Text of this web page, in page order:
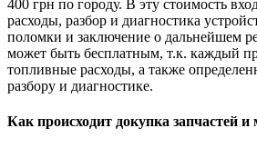
400 грн по городу. В эту стоимость
расходы, разбор и диагностика
поломки и заключение о дальнейшем
может быть бесплатным, т.к. каждый
топливные расходы, а также
разбору и диагностике.
Как происходит докупка запчастей и